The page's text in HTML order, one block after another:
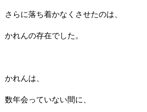
さらに落ち着かなくさせたのは、
かれんの存在でした。
かれんは、
数年会っていない間に、